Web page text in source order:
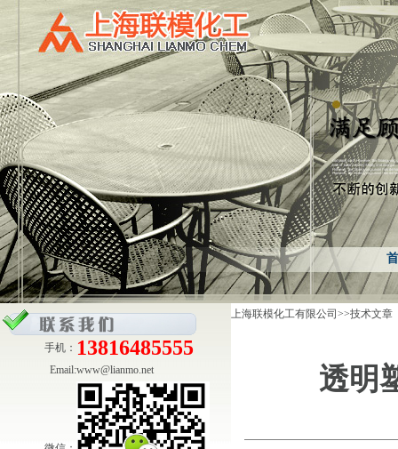
手机： 13816485555
Email:www@lianmo.net
上海联模化工有限公司 >>技术文章
透明